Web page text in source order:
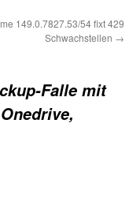
149.0.7827.53/54 fixt 429
Schwachstellen →
Falle mit